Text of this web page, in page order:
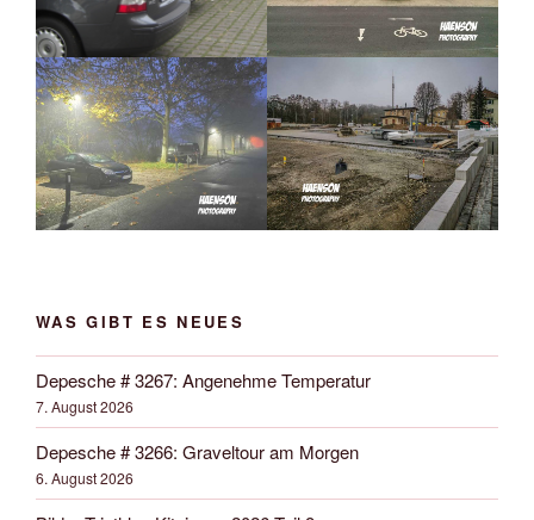
WAS GIBT ES NEUES
Depesche # 3267: Angenehme Temperatur
7. August 2026
Depesche # 3266: Graveltour am Morgen
6. August 2026